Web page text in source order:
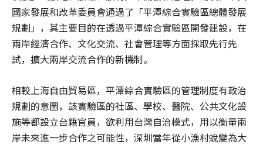
國家發展和改革委員會通過了「平潭綜合實驗區總體發展
規劃」，其主要目的在透過平潭綜合實驗區開發建設，在
兩岸經濟合作、文化交流、社會管理等方面採取先行先
試，擴大兩岸交流合作的新機制。
相較上海自由貿易區，平潭綜合實驗區的管理制度有政治
規劃的意圖，該實驗區的社區、學校、醫院、公共文化設
施等都設立台籍官員，欲利用台灣自治模式，用以衡量兩
岸未來進一步合作之可能性，深圳當年從小漁村蛻變為大